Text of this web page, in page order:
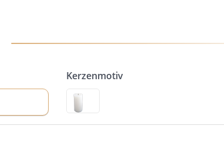
Kerzenmotiv